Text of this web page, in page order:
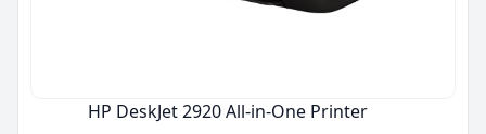
HP DeskJet 2920 All-in-One Printer